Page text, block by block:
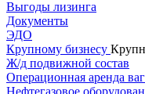
Выгоды лизинга
Документы
ЭДО
Крупному бизнесу
Ж/д подвижной состав
Операционная аренда
Нефтегазовое